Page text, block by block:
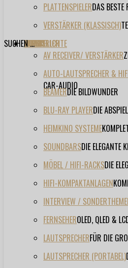
PLATTENSPIELERDAS BESTE
VERSTÄRKER (KLASSISCH)
TESTBERICHTE
AV RECEIVER/ VERSTÄRKER
AUTO-LAUTSPRECHER &
CAR-AUDIO
BEAMERDIE BILDWUNDER
BLU-RAY PLAYERDIE
HEIMKINO SYSTEME
SOUNDBARSDIE ELEGANTE
MÖBEL / HIFI-RACKSDIE
HIFI-KOMPAKTANLAGEN
INTERVIEW /
FERNSEHEROLED, QLED &
LAUTSPRECHERFÜR DIE
LAUTSPRECHER (PORTABEL)
FORUM
FILME
VIDEOS
HERSTELLER
EVENT
SUCHEN ...